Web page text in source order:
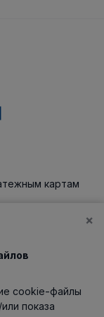
картам
×
cookie-файлы
показа